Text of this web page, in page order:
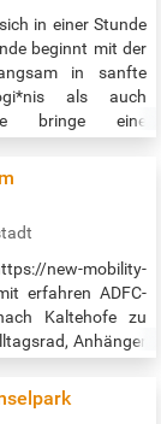
in einer Stunde
beginnt mit der
in sanfte
als auch
bringe eine
Yoga-Studio in
new-mobility-
erfahren ADFC-
Kaltehofe zu
Anhänger
die Touren am
dauert je nach